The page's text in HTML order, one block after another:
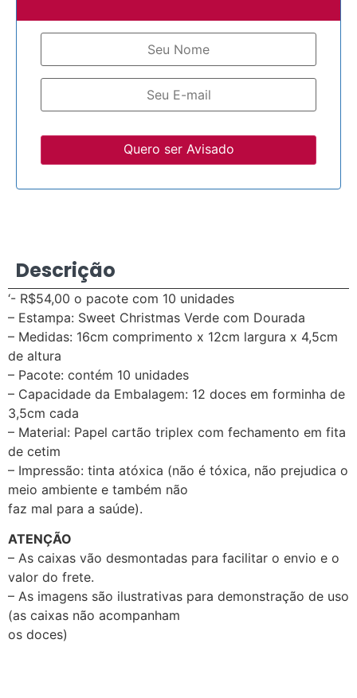
Quero ser Avisado
Descrição
‘- R$54,00 o pacote com 10 unidades
– Estampa: Sweet Christmas Verde com Dourada
– Medidas: 16cm comprimento x 12cm largura x 4,5cm
de altura
– Pacote: contém 10 unidades
– Capacidade da Embalagem: 12 doces em forminha de
3,5cm cada
– Material: Papel cartão triplex com fechamento em fita
de cetim
– Impressão: tinta atóxica (não é tóxica, não prejudica o
meio ambiente e também não
faz mal para a saúde).
ATENÇÃO
– As caixas vão desmontadas para facilitar o envio e o
valor do frete.
– As imagens são ilustrativas para demonstração de uso
(as caixas não acompanham
os doces)